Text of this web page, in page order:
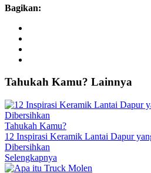
Bagikan:
Tahukah Kamu? Lainnya
Tahukah Kamu?
12 Inspirasi Keramik Lantai Dapur
Dibersihkan
Selengkapnya